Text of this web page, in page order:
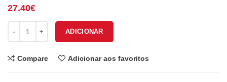
27.40€
ADICIONAR
Compare Adicionar aos favoritos